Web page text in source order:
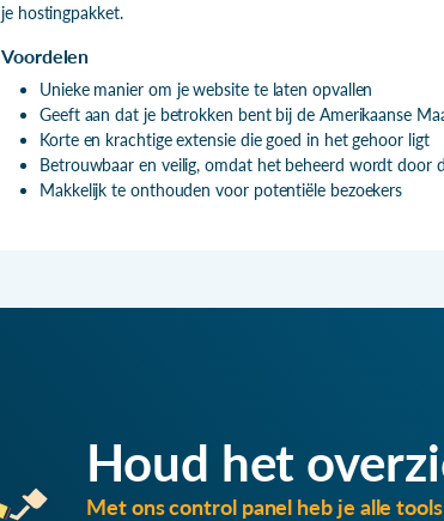
je hostingpakket.
Voordelen
Unieke manier om je website te laten opvallen
Geeft aan dat je betrokken bent bij de Amerikaanse
Korte en krachtige extensie die goed in het gehoor ligt
Betrouwbaar en veilig, omdat het beheerd wordt door
Makkelijk te onthouden voor potentiële bezoekers
Houd het
Met ons control panel heb je alle